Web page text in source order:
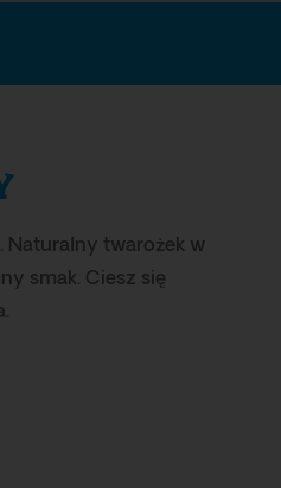
Naturalny twarożek w
smak. Ciesz się